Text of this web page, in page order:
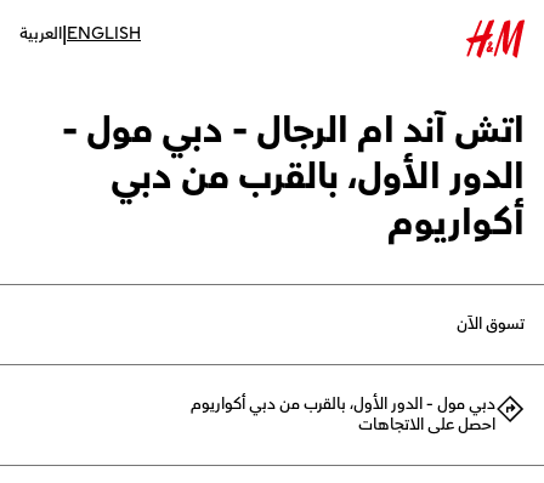
ENGLISH
|العربية
اتش آند ام الرجال - دبي مول -
الدور الأول، بالقرب من دبي
أكواريوم
تسوق الآن
دبي مول - الدور الأول، بالقرب من دبي أكواريوم
احصل على الاتجاهات